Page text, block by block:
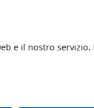
e il nostro servizio.
con
partire